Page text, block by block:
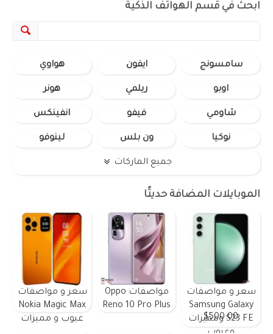
ابحث في قسم الهواتف الذكية
سامسونج ايفون هواوي
اوبو ريلمي هونر
شاومي فيفو انفينكس
نوكيا ون بلس لينوفو
جميع الماركات
الموبايلات المضافة حديثًا
سعر و مواصفات
Samsung Galaxy
S23 FE ومميزات
$500.00
مواصفات Oppo
Reno 10 Pro Plus
سعر و مواصفات
Nokia Magic Max
عيوب و مميزات